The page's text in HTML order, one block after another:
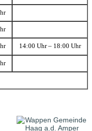
14:00 Uhr – 18:00 Uhr